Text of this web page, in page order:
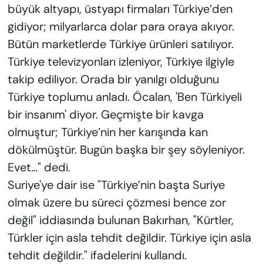
büyük altyapı, üstyapı firmaları Türkiye’den
gidiyor; milyarlarca dolar para oraya akıyor.
Bütün marketlerde Türkiye ürünleri satılıyor.
Türkiye televizyonları izleniyor, Türkiye ilgiyle
takip ediliyor. Orada bir yanılgı olduğunu
Türkiye toplumu anladı. Öcalan, 'Ben Türkiyeli
bir insanım' diyor. Geçmişte bir kavga
olmuştur; Türkiye’nin her karışında kan
dökülmüştür. Bugün başka bir şey söyleniyor.
Evet…" dedi.
Suriye'ye dair ise "Türkiye’nin başta Suriye
olmak üzere bu süreci çözmesi bence zor
değil" iddiasında bulunan Bakırhan, "Kürtler,
Türkler için asla tehdit değildir. Türkiye için asla
tehdit değildir." ifadelerini kullandı.